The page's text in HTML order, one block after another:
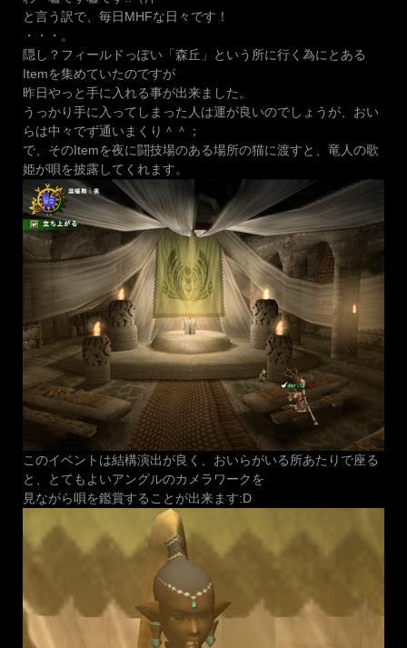
と言う訳で、毎日MHFな日々です！
・・・。
隠し？フィールドっぽい「森丘」という所に行く為にとある
Itemを集めていたのですが
昨日やっと手に入れる事が出来ました。
うっかり手に入ってしまった人は運が良いのでしょうが、おい
らは中々でず通いまくり＾＾；
で、そのItemを夜に闘技場のある場所の猫に渡すと、竜人の歌
姫が唄を披露してくれます。
このイベントは結構演出が良く、おいらがいる所あたりで座る
と、とてもよいアングルのカメラワークを
見ながら唄を鑑賞することが出来ます:D